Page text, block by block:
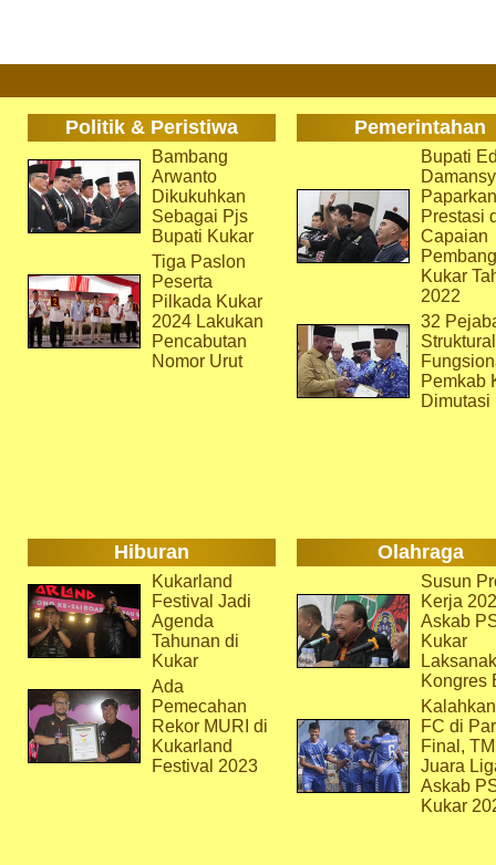
Politik & Peristiwa Pemerintahan
Bambang
Arwanto
Dikukuhkan
Sebagai Pjs
Bupati Kukar
Tiga Paslon
Peserta
Pilkada Kukar
2024 Lakukan
Pencabutan
Nomor Urut
Bupati
Paparkan
Prestasi
Capaian
Kukar
2022
32
Pemkab
Dimutasi
Hiburan Olahraga
Kukarland
Festival Jadi
Agenda
Tahunan di
Kukar
Ada
Pemecahan
Rekor MURI di
Kukarland
Festival 2023
Susun
Kerja
Askab
Kukar
Kongres
FC di
Final,
Juara
Askab
Kukar